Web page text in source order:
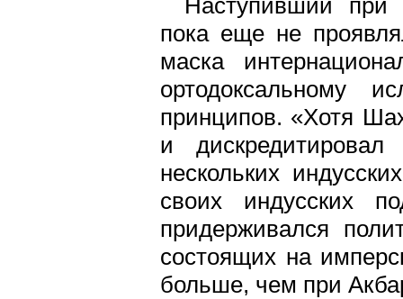
пока еще не
маска
ортодоксальному
принципов. «Хотя
и
нескольких
своих индусских
придерживался
состоящих на
больше, чем при